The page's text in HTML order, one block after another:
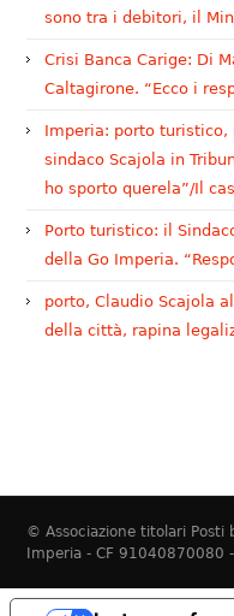
sono tra i debitori, il
Crisi Banca Carige: Di
Caltagirone. “Ecco i
Imperia: porto turistico,
sindaco Scajola in
ho sporto querela”/Il
Porto turistico: il
della Go Imperia.
porto, Claudio Scajola
della città, rapina
© Associazione titolari Posti
Imperia - CF 91040870080